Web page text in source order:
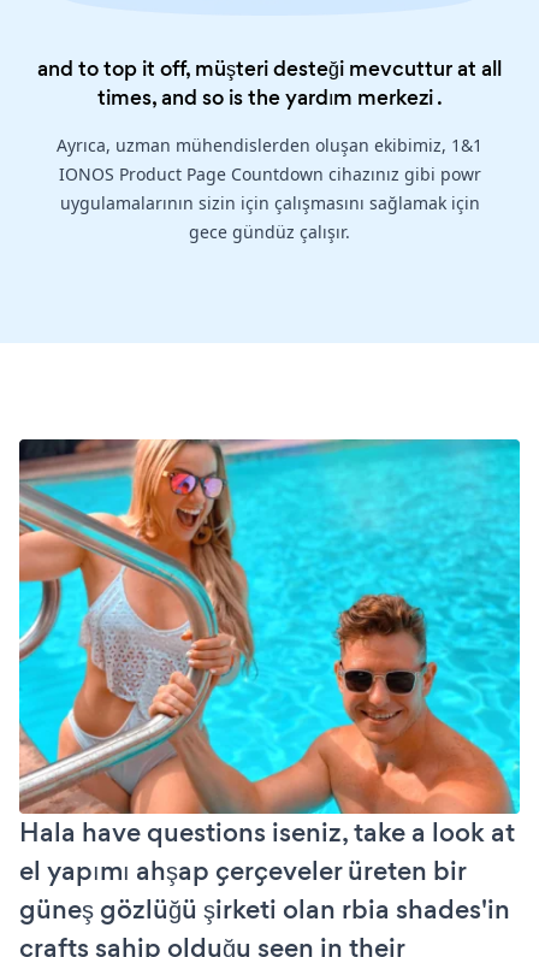
and to top it off, müşteri desteği mevcuttur at all
times, and so is theyardım merkezi.
Ayrıca, uzman mühendislerden oluşan ekibimiz, 1&1
IONOS Product Page Countdown cihazınız gibi powr
uygulamalarının sizin için çalışmasını sağlamak için
gece gündüz çalışır.
Hala have questions iseniz, take a look at
el yapımı ahşap çerçeveler üreten bir
güneş gözlüğü şirketi olan rbia shades'in
crafts sahip olduğu seen in their